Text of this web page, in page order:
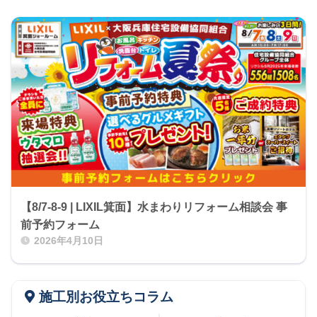
【8/7-8-9 | LIXIL箕面】水まわりリフォーム相談会 事
前予約フォーム
2026年4月10日
施工別お役立ちコラム